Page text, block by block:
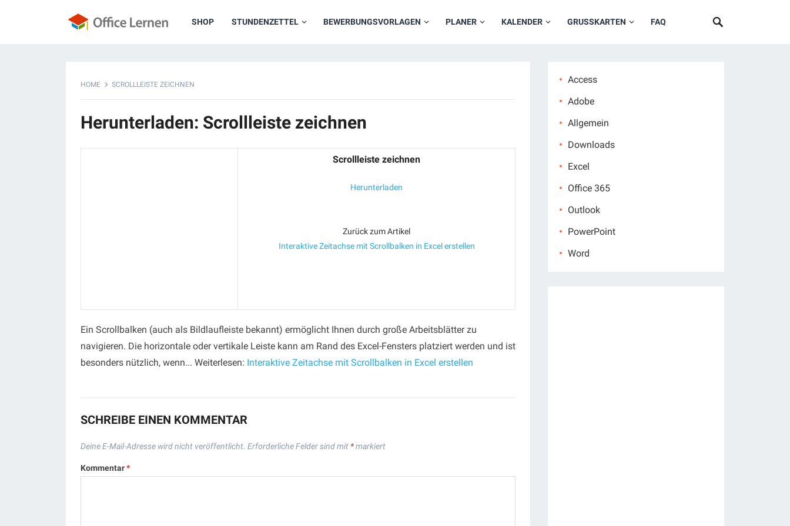
SHOP STUNDENZETTEL BEWERBUNGSVORLAGEN PLANER KALENDER GRUSSKARTEN FAQ
HOME SCROLLLEISTE ZEICHNEN
Herunterladen: Scrollleiste zeichnen
Scrollleiste zeichnen
Herunterladen
Zurück zum Artikel
Interaktive Zeitachse mit Scrollbalken in Excel erstellen
Ein Scrollbalken (auch als Bildlaufleiste bekannt) ermöglicht Ihnen durch große Arbeitsblätter zu
navigieren. Die horizontale oder vertikale Leiste kann am Rand des Excel-Fensters platziert werden und ist
besonders nützlich, wenn... Weiterlesen: Interaktive Zeitachse mit Scrollbalken in Excel erstellen
SCHREIBE EINEN KOMMENTAR
Deine E-Mail-Adresse wird nicht veröffentlicht. Erforderliche Felder sind mit *markiert
Kommentar*
Access
Adobe
Allgemein
Downloads
Excel
Office 365
Outlook
PowerPoint
Word